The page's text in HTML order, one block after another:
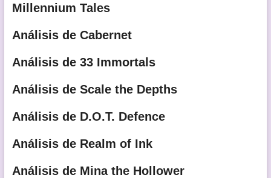
Millennium Tales
Análisis de Cabernet
Análisis de 33 Immortals
Análisis de Scale the Depths
Análisis de D.O.T. Defence
Análisis de Realm of Ink
Análisis de Mina the Hollower